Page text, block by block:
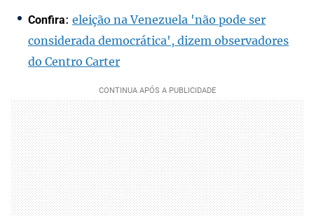
Confira: eleição na Venezuela 'não pode ser
considerada democrática', dizem observadores
do Centro Carter